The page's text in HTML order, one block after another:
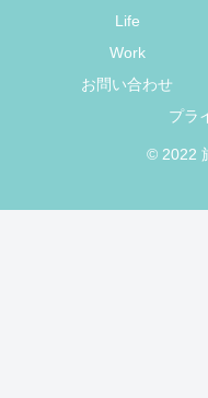
Life
Work
お問い合わせ
プラ
© 2022